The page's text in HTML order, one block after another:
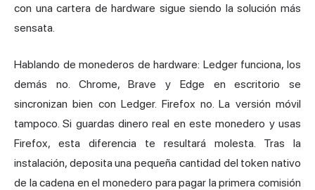
con unacartera de hardware sigue siendo la solución más
sensata.
Hablando de monederos de hardware: Ledger funciona, los
demás no. Chrome, Brave y Edge en escritorio se
sincronizan bien con Ledger. Firefox no. La versión móvil
tampoco. Si guardas dinero real en este monedero y usas
Firefox, esta diferencia te resultará molesta. Tras la
instalación, deposita una pequeña cantidad del token nativo
de la cadena en el monedero para pagar la primera comisión